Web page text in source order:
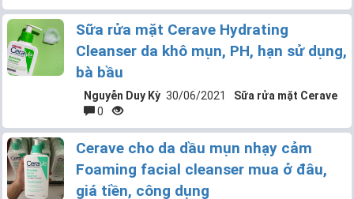
n
Sữa rửa mặt Cerave Hydrating
Cleanser da khô mụn, PH, hạn sử dụng,
bà bầu
Nguyễn Duy Kỳ 30/06/2021
Sữa rửa mặt Cerave
0
Cerave cho da dầu mụn nhạy cảm
Foaming facial cleanser mua ở đâu,
giá tiền, công dụng